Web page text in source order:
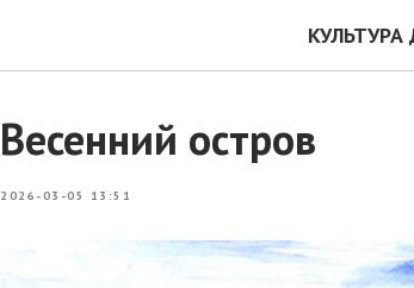
Весенний остров
2026-03-05 13:51